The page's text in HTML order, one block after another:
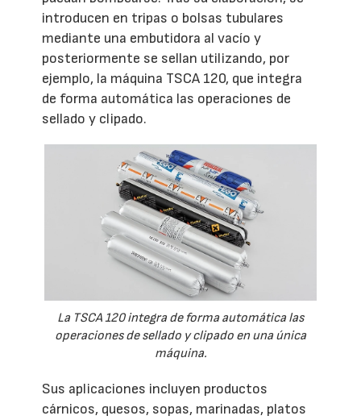
introducen en tripas o bolsas tubulares
mediante una embutidora al vacío y
posteriormente se sellan utilizando, por
ejemplo, la máquina TSCA 120, que integra
de forma automática las operaciones de
sellado y clipado.
La TSCA 120 integra de forma automática las
operaciones de sellado y clipado en una única
máquina.
Sus aplicaciones incluyen productos
cárnicos, quesos, sopas, marinadas, platos